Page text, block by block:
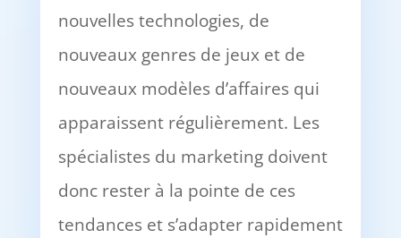
nouvelles technologies, de
nouveaux genres de jeux et de
nouveaux modèles d’affaires qui
apparaissent régulièrement. Les
spécialistes du marketing doivent
donc rester à la pointe de ces
tendances et s’adapter rapidement